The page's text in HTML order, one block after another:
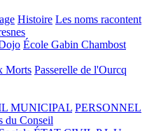
Histoire Les noms racontent
École Gabin Chambost
Morts Passerelle de l'Ourcq
MUNICIPAL PERSONNEL
du Conseil